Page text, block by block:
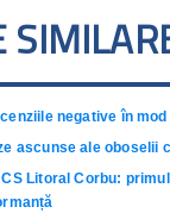
negative în
ascunse ale oboselii
Litoral Corbu: